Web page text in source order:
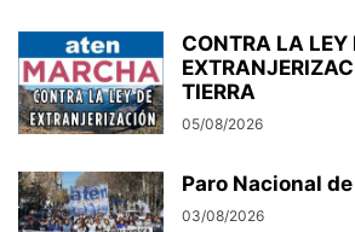
CONTRA LA LEY
TIERRA
05/08/2026
Paro Nacional de
03/08/2026